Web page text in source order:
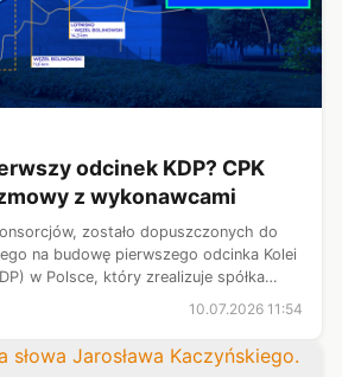
odcinek KDP? CPK
z wykonawcami
zostało dopuszczonych do
na budowę pierwszego odcinka Kolei
w Polsce, który zrealizuje spółka
-...
10.07.2026 11:54